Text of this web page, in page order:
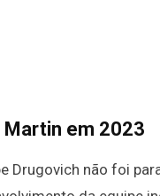
em 2023
Drugovich não foi